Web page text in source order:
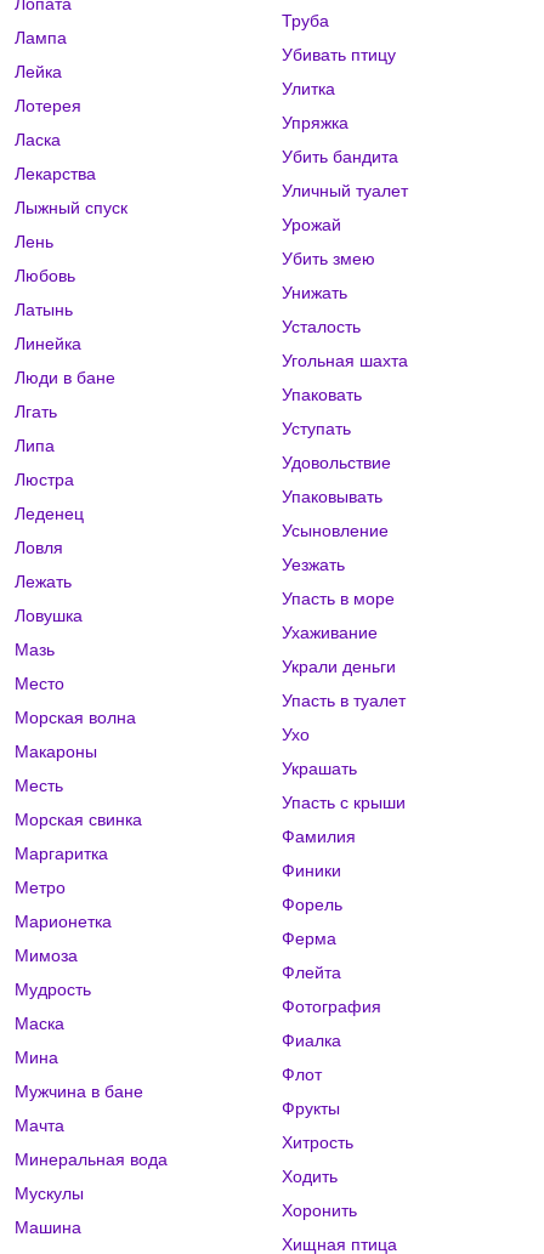
Лопата
Лампа
Лейка
Лотерея
Ласка
Лекарства
Лыжный спуск
Лень
Любовь
Латынь
Линейка
Люди в бане
Лгать
Липа
Люстра
Леденец
Ловля
Лежать
Ловушка
Мазь
Место
Морская волна
Макароны
Месть
Морская свинка
Маргаритка
Метро
Марионетка
Мимоза
Мудрость
Маска
Мина
Мужчина в бане
Мачта
Минеральная вода
Мускулы
Машина
Труба
Убивать птицу
Улитка
Упряжка
Убить бандита
Уличный туалет
Урожай
Убить змею
Унижать
Усталость
Угольная шахта
Упаковать
Уступать
Удовольствие
Упаковывать
Усыновление
Уезжать
Упасть в море
Ухаживание
Украли деньги
Упасть в туалет
Ухо
Украшать
Упасть с крыши
Фамилия
Финики
Форель
Ферма
Флейта
Фотография
Фиалка
Флот
Фрукты
Хитрость
Ходить
Хоронить
Хищная птица